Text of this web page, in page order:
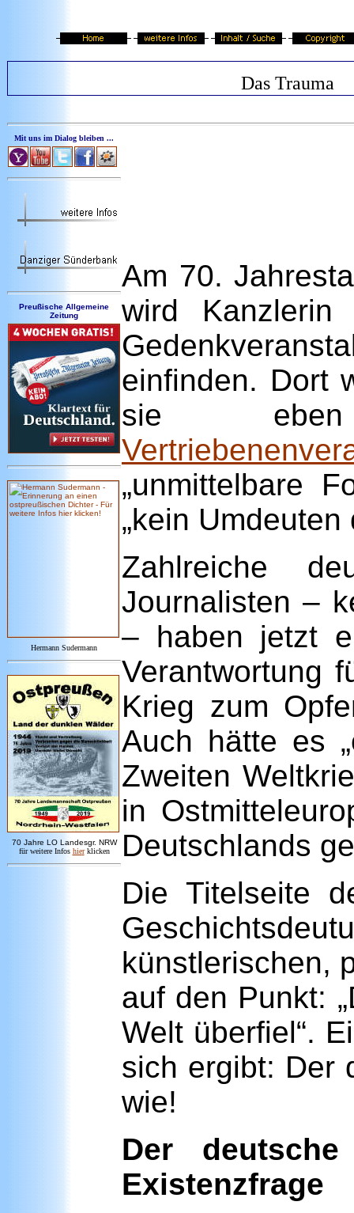
Das Trauma
Mit uns im Dialog bleiben ...
Preußische Allgemeine
Zeitung
Hermann Sudermann
70 Jahre LO Landesgr. NRW
für weitere Infos hier klicken
Am 70.
wird
einfinden. Dort
sie
„unmittelbare
„kein
Zahlreiche
Journalisten –
–­ haben jetzt
Verantwortung
Krieg zum
Auch hätte es
Zweiten
in
Deutschlands
Die Titelseite
künstlerischen,
auf den Punkt:
Welt überfiel“.
sich ergibt: Der
wie!
Der
Existenzfrage